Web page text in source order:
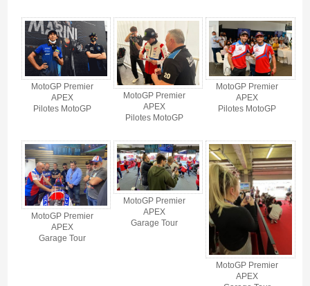
MotoGP Premier
APEX
Pilotes MotoGP
MotoGP Premier
APEX
Pilotes MotoGP
MotoGP Premier
APEX
Pilotes MotoGP
MotoGP Premier
APEX
Garage Tour
MotoGP Premier
APEX
Garage Tour
MotoGP Premier
APEX